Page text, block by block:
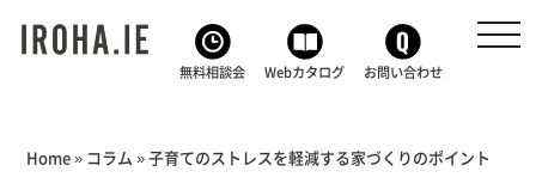
無料相談会 Webカタログ お問い合わせ
Home» コラム »子育てのストレスを軽減する家づくりのポイント